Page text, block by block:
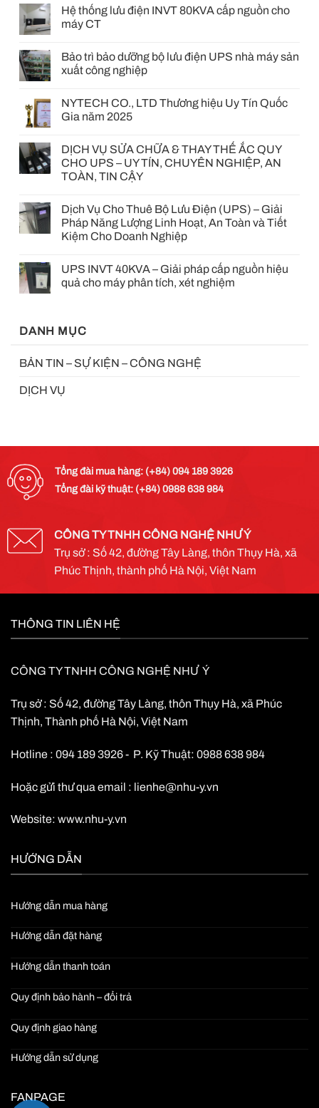
Hệ thống lưu điện INVT 80KVA cấp nguồn cho
máy CT
Bảo trì bảo dưỡng bộ lưu điện UPS nhà máy sản
xuất công nghiệp
NYTECH CO., LTD Thương hiệu Uy Tín Quốc
Gia năm 2025
DỊCH VỤ SỬA CHỮA & THAY THẾ ẮC QUY
CHO UPS – UY TÍN, CHUYÊN NGHIỆP, AN
TOÀN, TIN CẬY
Dịch Vụ Cho Thuê Bộ Lưu Điện (UPS) – Giải
Pháp Năng Lượng Linh Hoạt, An Toàn và Tiết
Kiệm Cho Doanh Nghiệp
UPS INVT 40KVA – Giải pháp cấp nguồn hiệu
quả cho máy phân tích, xét nghiệm
DANH MỤC
BẢN TIN – SỰ KIỆN – CÔNG NGHỆ
DỊCH VỤ
Tổng đài mua hàng: (+84) 094 189 3926
Tổng đài kỹ thuật: (+84) 0988 638 984
CÔNG TY TNHH CÔNG NGHỆ NHƯ Ý
Trụ sở : Số 42, đường Tây Làng, thôn Thụy Hà, xã
Phúc Thịnh, thành phố Hà Nội, Việt Nam
THÔNG TIN LIÊN HỆ
CÔNG TY TNHH CÔNG NGHỆ NHƯ Ý
Trụ sở : Số 42, đường Tây Làng, thôn Thụy Hà, xã Phúc
Thịnh, Thành phố Hà Nội, Việt Nam
Hotline : 094 189 3926 - P. Kỹ Thuật: 0988 638 984
Hoặc gửi thư qua email : lienhe@nhu-y.vn
Website: www.nhu-y.vn
HƯỚNG DẪN
Hướng dẫn mua hàng
Hướng dẫn đặt hàng
Hướng dẫn thanh toán
Quy định bảo hành – đổi trả
Quy định giao hàng
Hướng dẫn sử dụng
FANPAGE